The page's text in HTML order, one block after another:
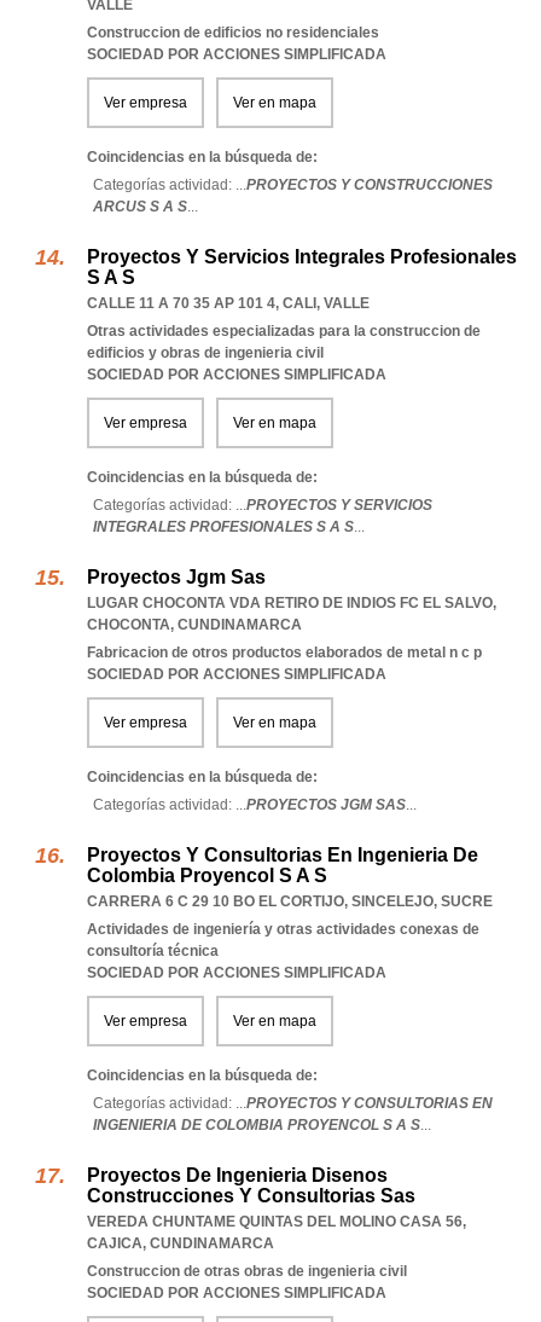
VALLE
Construccion de edificios no residenciales
SOCIEDAD POR ACCIONES SIMPLIFICADA
Ver empresa Ver en mapa
Coincidencias en la búsqueda de:
Categorías actividad: ...PROYECTOS Y CONSTRUCCIONES
ARCUS S A S...
Proyectos Y Servicios Integrales Profesionales
S A S
CALLE 11 A 70 35 AP 101 4, CALI , VALLE
Otras actividades especializadas para la construccion de
edificios y obras de ingenieria civil
SOCIEDAD POR ACCIONES SIMPLIFICADA
Ver empresa Ver en mapa
Coincidencias en la búsqueda de:
Categorías actividad: ...PROYECTOS Y SERVICIOS
INTEGRALES PROFESIONALES S A S...
Proyectos Jgm Sas
LUGAR CHOCONTA VDA RETIRO DE INDIOS FC EL SALVO,
CHOCONTA, CUNDINAMARCA
Fabricacion de otros productos elaborados de metal n c p
SOCIEDAD POR ACCIONES SIMPLIFICADA
Ver empresa Ver en mapa
Coincidencias en la búsqueda de:
Categorías actividad: ...PROYECTOS JGM SAS...
Proyectos Y Consultorias En Ingenieria De
Colombia Proyencol S A S
CARRERA 6 C 29 10 BO EL CORTIJO, SINCELEJO, SUCRE
Actividades de ingeniería y otras actividades conexas de
consultoría técnica
SOCIEDAD POR ACCIONES SIMPLIFICADA
Ver empresa Ver en mapa
Coincidencias en la búsqueda de:
Categorías actividad: ...PROYECTOS Y CONSULTORIAS EN
INGENIERIA DE COLOMBIA PROYENCOL S A S...
Proyectos De Ingenieria Disenos
Construcciones Y Consultorias Sas
VEREDA CHUNTAME QUINTAS DEL MOLINO CASA 56,
CAJICA, CUNDINAMARCA
Construccion de otras obras de ingenieria civil
SOCIEDAD POR ACCIONES SIMPLIFICADA